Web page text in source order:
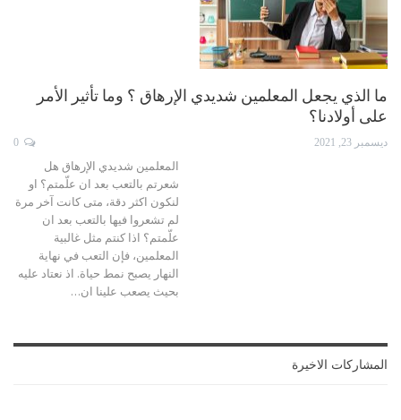
ما الذي يجعل المعلمين شديدي الإرهاق ؟ وما تأثير الأمر
على أولادنا؟
ديسمبر 23, 2021
المعلمين شديدي الإرهاق هل
شعرتم بالتعب بعد ان علّمتم؟ او
لنكون اكثر دقة، متى كانت آخر مرة
لم تشعروا فيها بالتعب بعد ان
علّمتم؟ اذا كنتم مثل غالبية
المعلمين، فإن التعب في نهاية
النهار يصبح نمط حياة. اذ نعتاد عليه
بحيث يصعب علينا ان…
المشاركات الاخيرة